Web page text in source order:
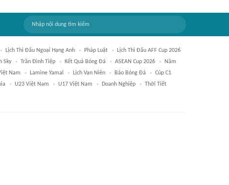
Lịch Thi Đấu Ngoại Hạng Anh Pháp Luật
Lịch Thi Đấu AFF Cup 2026
Sky Trần Đình Tiệp Kết Quả Bóng Đá ASEAN Cup 2026
Năm
Nam Lamine Yamal Lịch Vạn Niên Báo Bóng Đá
Cúp C1
U23 Việt Nam U17 Việt Nam Doanh Nghiệp
Thời Tiết